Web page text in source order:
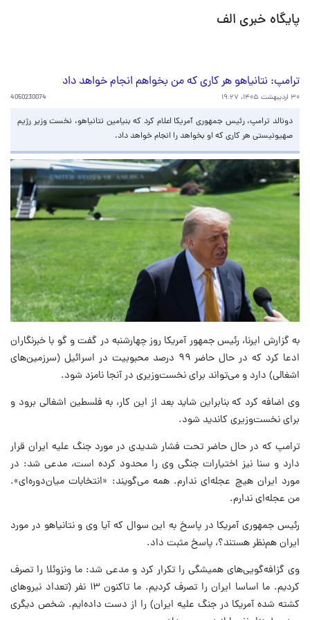
پایگاه خبری الف
ترامپ: نتانیاهو هر کاری که من بخواهم انجام خواهد داد
۳۰ اردیبهشت ۱۴۰۵، ۱۹:۲۷ 4050230074
دونالد ترامپ، رئیس جمهوری آمریکا اعلام کرد که بنیامین نتانیاهو، نخست وزیر رژیم
صهیونیستی هر کاری که او بخواهد را انجام خواهد داد.
به گزارش ایرنا، رئیس جمهور آمریکا روز چهارشنبه در گفت و گو با خبرنگاران
ادعا کرد که در حال حاضر ۹۹ درصد محبوبیت در اسرائیل (سرزمین‌های
اشغالی) دارد و می‌تواند برای نخست‌وزیری در آنجا نامزد شود.
وی اضافه کرد که بنابراین شاید بعد از این کار، به فلسطین اشغالی برود و
برای نخست‌وزیری کاندید شود.
ترامپ که در حال حاضر تحت فشار شدیدی در مورد جنگ علیه ایران قرار
دارد و سنا نیز اختیارات جنگی وی را محدود کرده است، مدعی شد: در
مورد ایران هیچ عجله‌ای ندارم. همه می‌گویند: «انتخابات میان‌دوره‌ای».
من عجله‌ای ندارم.
رئیس جمهوری آمریکا در پاسخ به این سوال که آیا وی و نتانیاهو در مورد
ایران هم‌نظر هستند؟، پاسخ مثبت داد.
وی گزافه‌گویی‌های همیشگی را تکرار کرد و مدعی شد: ما ونزوئلا را تصرف
کردیم. ما اساسا ایران را تصرف کردیم. ما تاکنون ۱۳ نفر (تعداد نیروهای
کشته شده آمریکا در جنگ علیه ایران) را از دست داده‌ایم. شخص دیگری